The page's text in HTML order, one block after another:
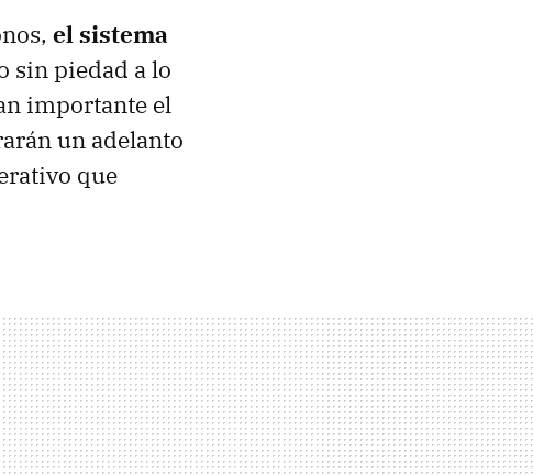
el sistema
sin piedad a lo
importante el
un adelanto
que